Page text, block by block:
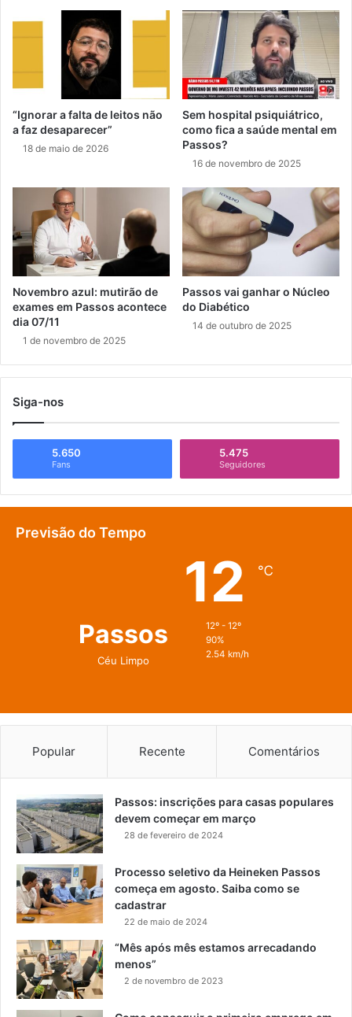
“Ignorar a falta de leitos não
a faz desaparecer”
18 de maio de 2026
Sem hospital psiquiátrico,
como fica a saúde mental em
Passos?
16 de novembro de 2025
Novembro azul: mutirão de
exames em Passos acontece
dia 07/11
1 de novembro de 2025
Passos vai ganhar o Núcleo
do Diabético
14 de outubro de 2025
Siga-nos
5.650
Fans
5.475
Seguidores
Previsão do Tempo
Passos
Céu Limpo
12 ℃
12º - 12º
90%
2.54 km/h
Popular Recente Comentários
Passos: inscrições para casas populares
devem começar em março
28 de fevereiro de 2024
Processo seletivo da Heineken Passos
começa em agosto. Saiba como se
cadastrar
22 de maio de 2024
“Mês após mês estamos arrecadando
menos”
2 de novembro de 2023